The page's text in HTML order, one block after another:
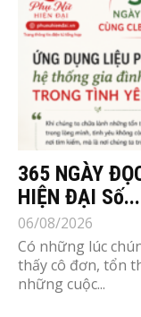
365 NGÀY
HIỆN ĐẠI Số...
06/08/2026
Có những lúc
thấy cô đơn, tổn
những cuộc...